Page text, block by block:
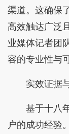
渠道。这确保
高效触达广泛
业媒体记者团
容的专业性与
实效证据
基于十八
户的成功经验